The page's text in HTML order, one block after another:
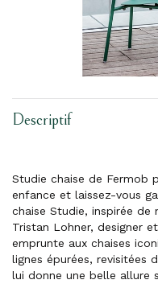
Descriptif
Studie chaise de Fermob
enfance et laissez-vous
chaise Studie, inspirée de
Tristan Lohner, designer
emprunte aux chaises
lignes épurées, revisitées
lui donne une belle allure